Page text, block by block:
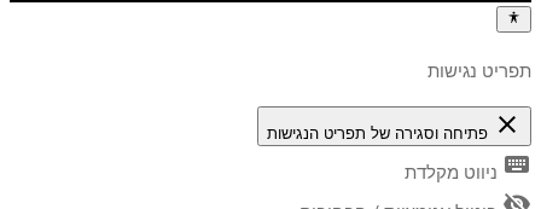
תפריט נגישות
close פתיחה וסגירה של תפריט הנגישות
keyboard ניווט מקלדת